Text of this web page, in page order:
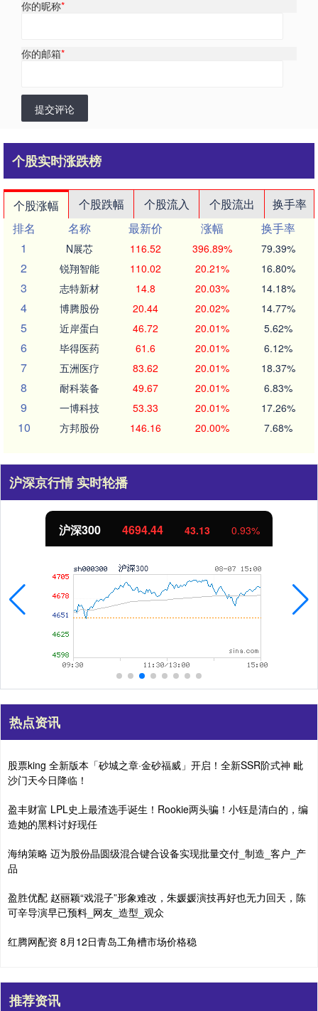
你的昵称*
你的邮箱*
提交评论
个股实时涨跌榜
个股涨幅 个股跌幅 个股流入 个股流出
换手率
排名
名称 最新价 涨幅
换手率
1
N展芯 116.52 396.89% 79.39%
2 锐翔智能 110.02 20.21% 16.80%
3 志特新材 14.8 20.03% 14.18%
4 博腾股份 20.44 20.02% 14.77%
5 近岸蛋白 46.72 20.01% 5.62%
6 毕得医药 61.6 20.01% 6.12%
7 五洲医疗 83.62 20.01% 18.37%
8 耐科装备 49.67 20.01% 6.83%
9 一博科技 53.33 20.01% 17.26%
10 方邦股份 146.16 20.00% 7.68%
沪深京行情 实时轮播
北证50 1134.24 11.37
热点资讯
股票king 全新版本「砂城之章·金砂福威」开启！全新SSR阶式神 毗
沙门天今日降临！
盈丰财富 LPL史上最渣选手诞生！Rookie两头骗！小钰是清白的，编
造她的黑料讨好现任
海纳策略 迈为股份晶圆级混合键合设备实现批量交付_制造_客户_产
品
盈胜优配 赵丽颖“戏混子”形象难改，朱媛媛演技再好也无力回天，陈
可辛导演早已预料_网友_造型_观众
红腾网配资 8月12日青岛工角槽市场价格稳
推荐资讯